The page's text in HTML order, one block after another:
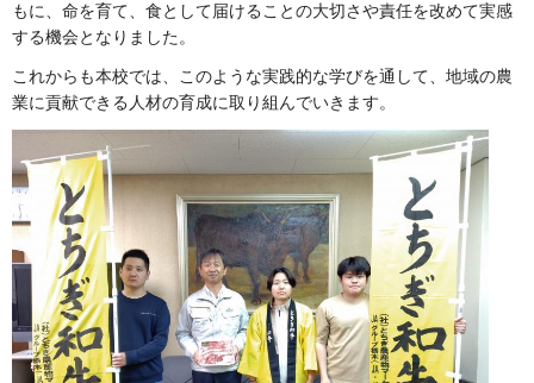
もに、命を育て、食として届けることの大切さや責任を改めて実感
する機会となりました。
これからも本校では、このような実践的な学びを通して、地域の農
業に貢献できる人材の育成に取り組んでいきます。